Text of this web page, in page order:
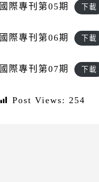
國際專刊第05期 下載
國際專刊第06期 下載
國際專刊第07期 下載
Post Views: 254